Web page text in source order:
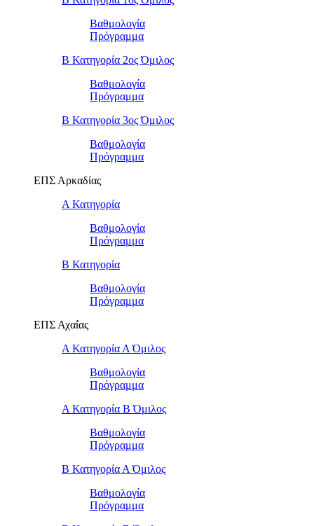
Βαθμολογία
Πρόγραμμα
Β Κατηγορία 2ος Όμιλος
Βαθμολογία
Πρόγραμμα
Β Κατηγορία 3ος Όμιλος
Βαθμολογία
Πρόγραμμα
ΕΠΣ Αρκαδίας
Α Κατηγορία
Βαθμολογία
Πρόγραμμα
Β Κατηγορία
Βαθμολογία
Πρόγραμμα
ΕΠΣ Αχαΐας
Α Κατηγορία Α Όμιλος
Βαθμολογία
Πρόγραμμα
Α Κατηγορία Β Όμιλος
Βαθμολογία
Πρόγραμμα
Β Κατηγορία Α Όμιλος
Βαθμολογία
Πρόγραμμα